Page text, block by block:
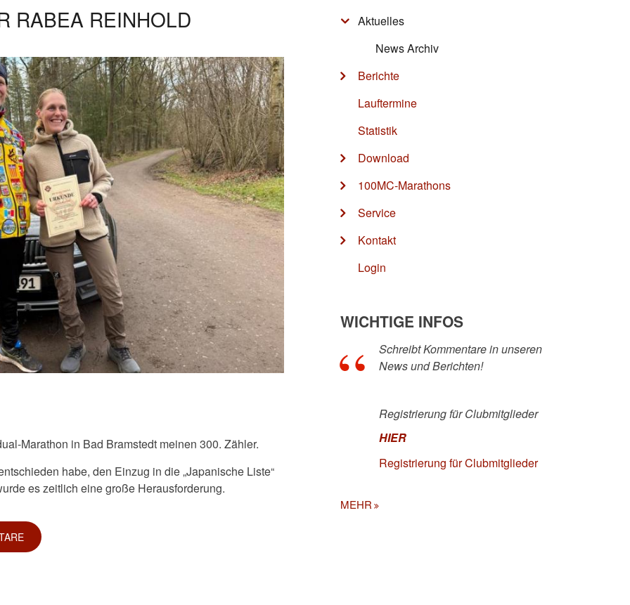
RABEA REINHOLD
Marathon in Bad Bramstedt meinen 300. Zähler.
habe, den Einzug in die „Japanische Liste“
es zeitlich eine große Herausforderung.
Aktuelles
News Archiv
Berichte
Lauftermine
Statistik
Download
100MC-Marathons
Service
Kontakt
Login
WICHTIGE INFOS
Schreibt Kommentare in unseren
News und Berichten!
Registrierung für Clubmitglieder
HIER
Registrierung für Clubmitglieder
MEHR